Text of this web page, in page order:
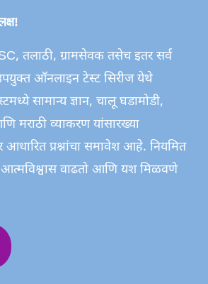
तलाठी, ग्रामसेवक तसेच इतर सर्व
उपयुक्त ऑनलाइन टेस्ट सिरीज येथे
सामान्य ज्ञान, चालू घडामोडी,
मराठी व्याकरण यांसारख्या
आधारित प्रश्नांचा समावेश आहे. नियमित
आत्मविश्वास वाढतो आणि यश मिळवणे